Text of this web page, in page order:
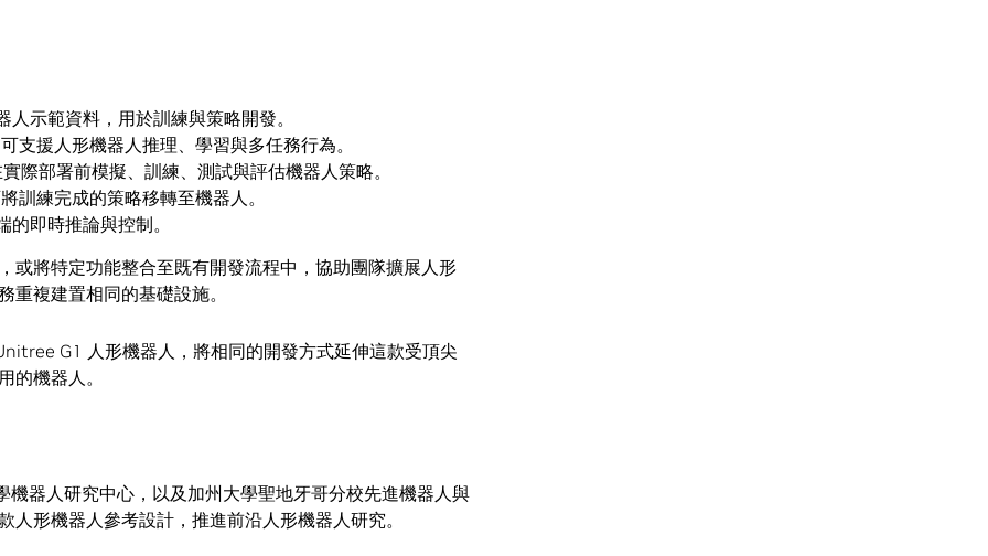
人示範資料，用於訓練與策略開發。
可支援人形機器人推理、學習與多任務行為。
實際部署前模擬、訓練、測試與評估機器人策略。
將訓練完成的策略移轉至機器人。
的即時推論與控制。
或將特定功能整合至既有開發流程中，協助團隊擴展人形
重複建置相同的基礎設施。
G1 人形機器人，將相同的開發方式延伸這款受頂尖
的機器人。
器人研究中心，以及加州大學聖地牙哥分校先進機器人與
形機器人參考設計，推進前沿人形機器人研究。